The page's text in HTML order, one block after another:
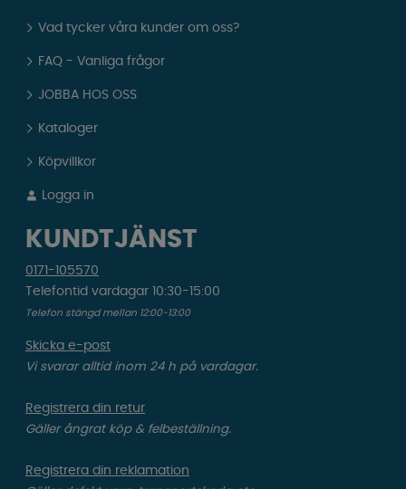
Vad tycker våra kunder om oss?
FAQ - Vanliga frågor
JOBBA HOS OSS
Kataloger
Köpvillkor
Logga in
KUNDTJÄNST
0171-105570
Telefontid vardagar 10:30-15:00
Telefon stängd mellan 12:00-13:00
Skicka e-post
Vi svarar alltid inom 24 h på vardagar.
Registrera din retur
Gäller ångrat köp & felbeställning.
Registrera din reklamation